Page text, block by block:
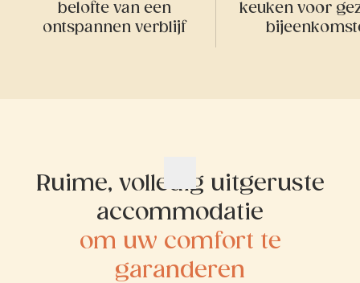
belofte van een
ontspannen verblijf
keuken voor
Ruime, volledig uitgeruste
accommodatie
om uw comfort te
garanderen